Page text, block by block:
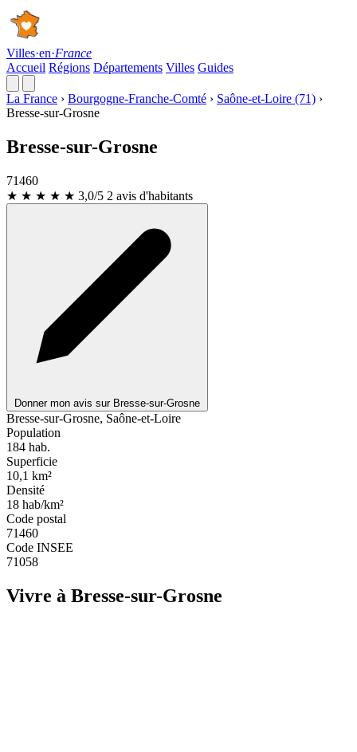
Villes·en·France
Accueil Régions Départements Villes Guides
La France › Bourgogne-Franche-Comté › Saône-et-Loire (71) ›
Bresse-sur-Grosne
Bresse-sur-Grosne
71460
★ ★ ★ ★ ★ 3,0/5 2 avis d'habitants
Donner mon avis sur Bresse-sur-Grosne
Bresse-sur-Grosne, Saône-et-Loire
Population
184 hab.
Superficie
10,1 km²
Densité
18 hab/km²
Code postal
71460
Code INSEE
71058
Vivre à Bresse-sur-Grosne